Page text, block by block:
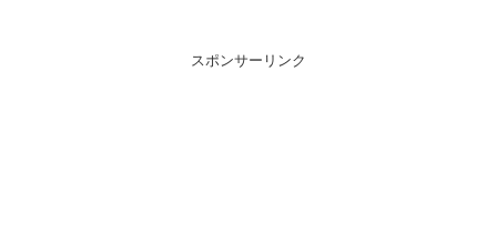
スポンサーリンク